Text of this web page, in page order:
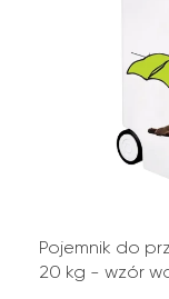
Pojemnik do
20 kg - wzór